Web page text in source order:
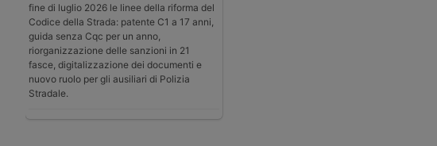
fine di luglio 2026 le linee della riforma del
Codice della Strada: patente C1 a 17 anni,
guida senza Cqc per un anno,
riorganizzazione delle sanzioni in 21
fasce, digitalizzazione dei documenti e
nuovo ruolo per gli ausiliari di Polizia
Stradale.